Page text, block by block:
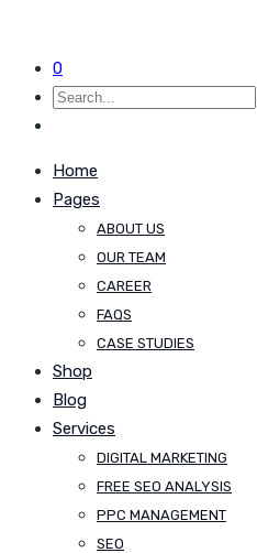
0
Home
Pages
ABOUT US
OUR TEAM
CAREER
FAQS
CASE STUDIES
Shop
Blog
Services
DIGITAL MARKETING
FREE SEO ANALYSIS
PPC MANAGEMENT
SEO